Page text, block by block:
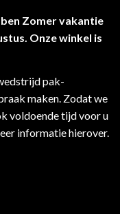
Zomer vakantie
Onze winkel is
pak-
maken. Zodat we
voldoende tijd voor u
informatie hierover.